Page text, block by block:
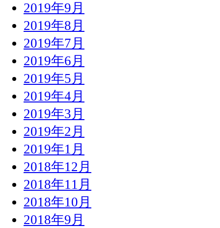
2019年9月
2019年8月
2019年7月
2019年6月
2019年5月
2019年4月
2019年3月
2019年2月
2019年1月
2018年12月
2018年11月
2018年10月
2018年9月